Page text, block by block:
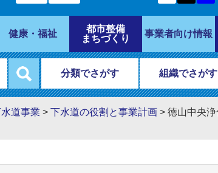
健康・福祉
都市整備
まちづくり
事業者向け情報
分類でさがす 組織でさがす
道事業 > 下水道の役割と事業計画 > 徳山中央浄